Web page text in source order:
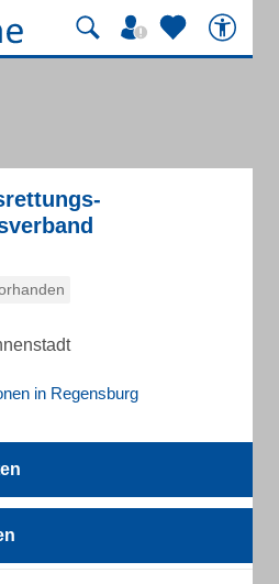
in Regensburg